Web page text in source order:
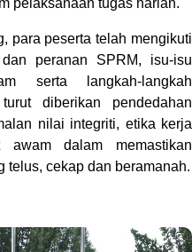
pelaksanaan tugas harian.
para peserta telah mengikuti
peranan SPRM, isu-isu
serta langkah-langkah
diberikan pendedahan
nilai integriti, etika kerja
awam dalam memastikan
telus, cekap dan beramanah.